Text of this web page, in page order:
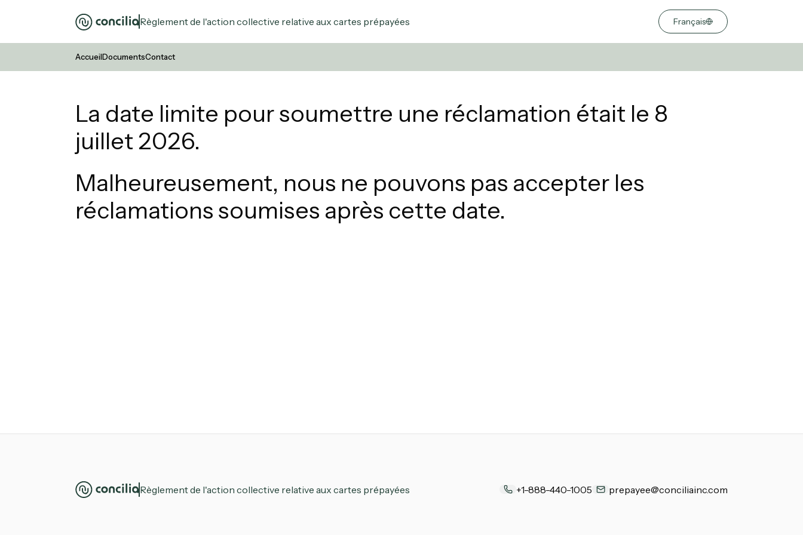
Règlement de l'action collective relative aux cartes prépayées Français
AccueilDocumentsContact
La date limite pour soumettre une réclamation était le 8
juillet 2026.
Malheureusement, nous ne pouvons pas accepter les
réclamations soumises après cette date.
Règlement de l'action collective relative aux cartes prépayées +1-888-440-1005 prepayee@conciliainc.com